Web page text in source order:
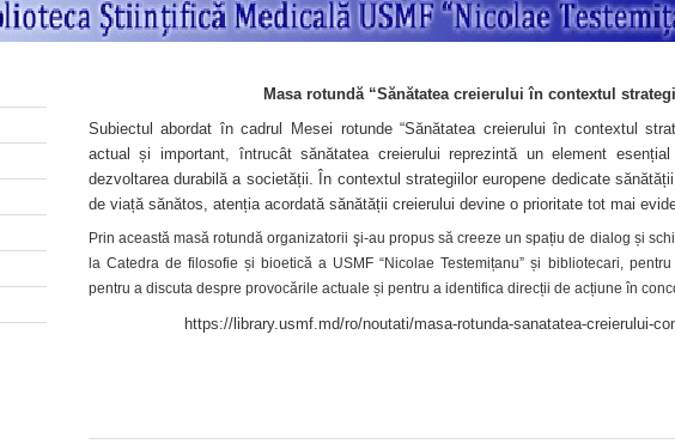
Masa rotundă “Sănătatea creierului în contextul
Subiectul abordat în cadrul Mesei rotunde “Sănătatea creierului în contextul
actual și important, întrucât sănătatea creierului reprezintă un element
dezvoltarea durabilă a societății. În contextul strategiilor europene dedicate
de viață sănătos, atenția acordată sănătății creierului devine o prioritate tot mai
Prin această masă rotundă organizatorii şi-au propus să creeze un spațiu de dialog și
la Catedra de filosofie și bioetică a USMF “Nicolae Testemițanu” și bibliotecari,
pentru a discuta despre provocările actuale și pentru a identifica direcții de acțiune în
https://library.usmf.md/ro/noutati/masa-rotunda-sanatatea-creierului-